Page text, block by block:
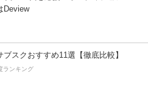
Deview
スクおすすめ11選【徹底比較】
ランキング